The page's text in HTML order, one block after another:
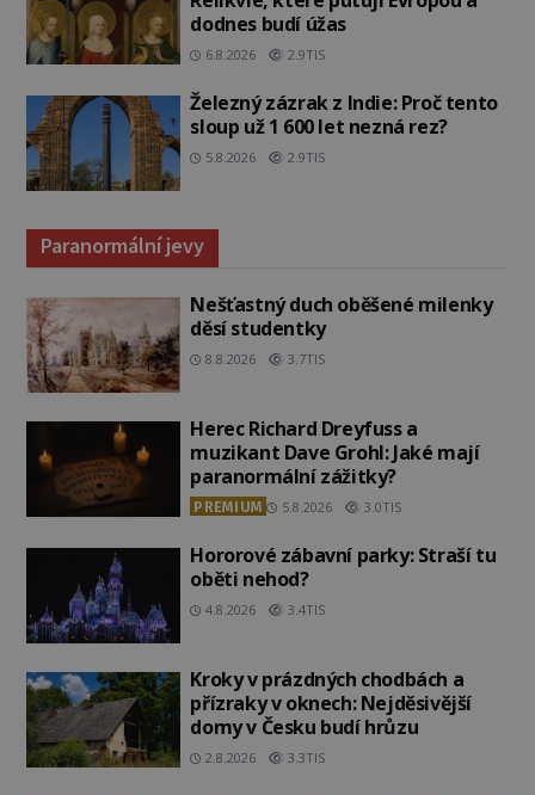
dodnes budí úžas
6.8.2026 2.9TIS
Železný zázrak z Indie: Proč tento
sloup už 1 600 let nezná rez?
5.8.2026 2.9TIS
Paranormální jevy
Nešťastný duch oběšené milenky
děsí studentky
8.8.2026 3.7TIS
Herec Richard Dreyfuss a
muzikant Dave Grohl: Jaké mají
paranormální zážitky?
PREMIUM 5.8.2026 3.0TIS
Hororové zábavní parky: Straší tu
oběti nehod?
4.8.2026 3.4TIS
Kroky v prázdných chodbách a
přízraky v oknech: Nejděsivější
domy v Česku budí hrůzu
2.8.2026 3.3TIS